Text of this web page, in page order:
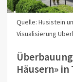
Quelle: Husistein
Visualisierung
Häusern»